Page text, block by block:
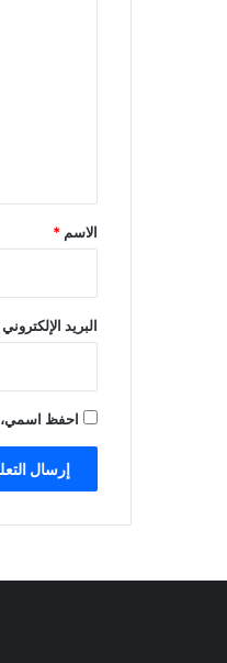
*
الاسم *
البريد الإلكتروني
احفظ اسمي،